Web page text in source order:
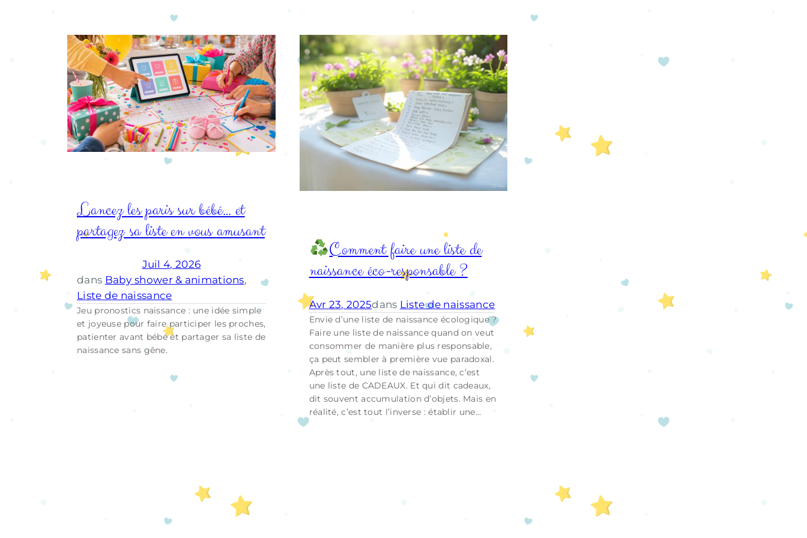
Lancez les paris sur bébé… et
partagez sa liste en vous amusant
Juil 4, 2026
dans Baby shower & animations
Liste de naissance
Jeu pronostics naissance : une idée simple
et joyeuse pour faire participer les proches,
patienter avant bébé et partager sa liste de
naissance sans gêne.
Comment faire une liste de
naissance éco-responsable ?
Avr 23, 2025dans Liste de naissance
Envie d’une liste de naissance écologique ?
Faire une liste de naissance quand on veut
consommer de manière plus responsable,
ça peut sembler à première vue paradoxal.
Après tout, une liste de naissance, c’est
une liste de CADEAUX. Et qui dit cadeaux,
dit souvent accumulation d’objets. Mais en
réalité, c’est tout l’inverse : établir une…